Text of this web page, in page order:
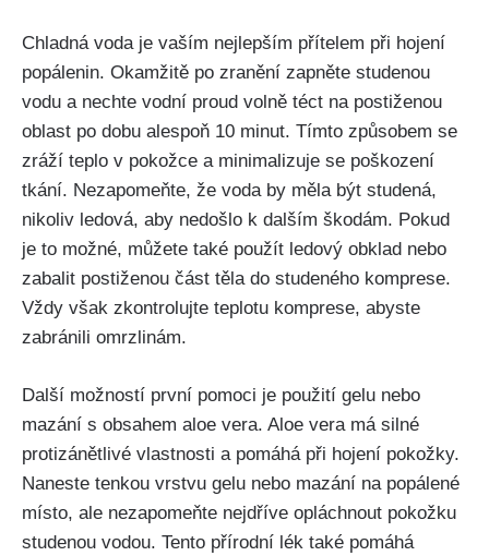
Chladná voda je vaším nejlepším ⁢přítelem ⁢při hojení
popálenin. Okamžitě po ​zranění ‌zapněte ⁣studenou
vodu a‍ nechte vodní proud ⁣volně‌ téct⁣ na postiženou‍
oblast po dobu⁣ alespoň 10⁢ minut. Tímto způsobem se⁣
zráží teplo v pokožce a minimalizuje ‌se poškození
tkání. Nezapomeňte, ​že voda by měla být studená,
nikoliv ledová, aby nedošlo ⁤k ‌dalším škodám. Pokud
je to ‌možné, můžete také použít ‍ledový ⁢obklad⁣ nebo
zabalit⁣ postiženou část⁣ těla ‍do studeného ⁢komprese.
Vždy však ⁢zkontrolujte ⁣teplotu⁣ komprese, ​abyste
zabránili omrzlinám. ⁣
Další možností první‌ pomoci je použití gelu nebo​
mazání s​ obsahem aloe vera. Aloe vera má silné
protizánětlivé ⁢vlastnosti a pomáhá při ⁣hojení‍ pokožky.
Naneste tenkou vrstvu⁢ gelu nebo mazání na popálené‍
místo,‌ ale‌ nezapomeňte ‍nejdříve opláchnout pokožku
studenou vodou. Tento přírodní lék také pomáhá